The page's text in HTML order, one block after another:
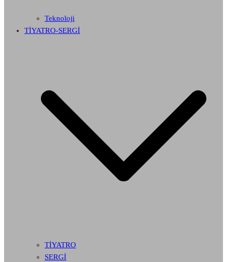
Teknoloji
TİYATRO-SERGİ
TİYATRO
SERGİ